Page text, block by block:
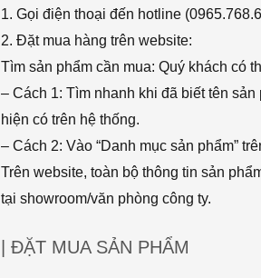
1. Gọi điện thoại đến hotline
2. Đặt mua hàng trên website:
Tìm sản phẩm cần mua: Quý khách có
– Cách 1: Tìm nhanh khi đã biết tên
hiện có trên hệ thống.
– Cách 2: Vào “Danh mục sản phẩm”
Trên website, toàn bộ thông tin sản
tại showroom/văn phòng công ty.
| ĐẶT MUA SẢN PHẨM